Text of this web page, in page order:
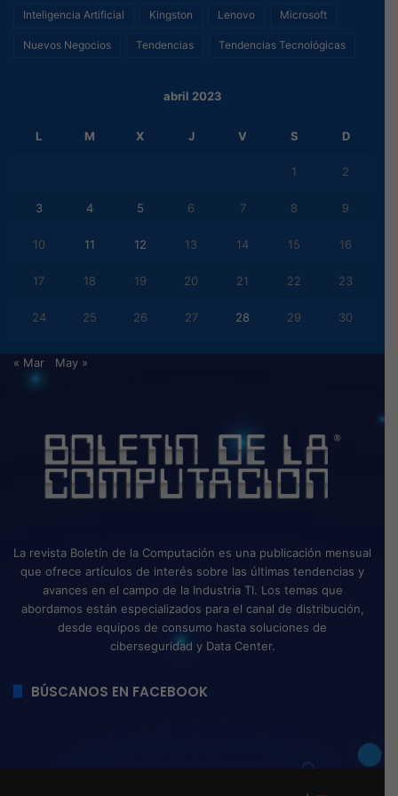
Inteligencia Artificial Kingston Lenovo Microsoft
Nuevos Negocios Tendencias Tendencias Tecnológicas
abril 2023
L M X J V S D
1 2
3 4 5 6 7 8 9
10 11 12 13 14 15 16
17 18 19 20 21 22 23
24 25 26 27 28 29 30
« Mar May »
La revista Boletín de la Computación es una publicación mensual
que ofrece artículos de interés sobre las últimas tendencias y
avances en el campo de la Industria TI. Los temas que
abordamos están especializados para el canal de distribución,
desde equipos de consumo hasta soluciones de
ciberseguridad y Data Center.
BÚSCANOS EN FACEBOOK